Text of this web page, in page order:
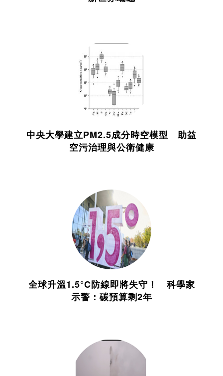
中央大學建立PM2.5成分時空模型 助益
空污治理與公衛健康
全球升溫1.5°C防線即將失守！ 科學家
示警：碳預算剩2年